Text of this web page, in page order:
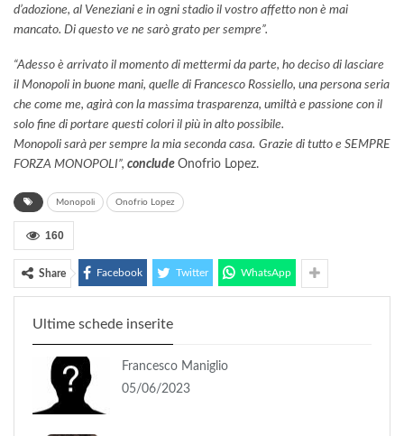
d’adozione, al Veneziani e in ogni stadio il vostro affetto non è mai
mancato. Di questo ve ne sarò grato per sempre”.
“Adesso è arrivato il momento di mettermi da parte, ho deciso di lasciare
il Monopoli in buone mani, quelle di Francesco Rossiello, una persona seria
che come me, agirà con la massima trasparenza, umiltà e passione con il
solo fine di portare questi colori il più in alto possibile.
Monopoli sarà per sempre la mia seconda casa. Grazie di tutto e SEMPRE
FORZA MONOPOLI”, conclude Onofrio Lopez.
Monopoli Onofrio Lopez
160
Share Facebook Twitter WhatsApp
Ultime schede inserite
Francesco Maniglio
05/06/2023